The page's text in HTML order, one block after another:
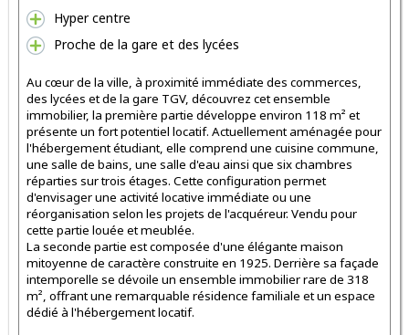
Hyper centre
Proche de la gare et des lycées
Au cœur de la ville, à proximité immédiate des commerces,
des lycées et de la gare TGV, découvrez cet ensemble
immobilier, la première partie développe environ 118 m² et
présente un fort potentiel locatif. Actuellement aménagée pour
l'hébergement étudiant, elle comprend une cuisine commune,
une salle de bains, une salle d'eau ainsi que six chambres
réparties sur trois étages. Cette configuration permet
d'envisager une activité locative immédiate ou une
réorganisation selon les projets de l'acquéreur. Vendu pour
cette partie louée et meublée.
La seconde partie est composée d'une élégante maison
mitoyenne de caractère construite en 1925. Derrière sa façade
intemporelle se dévoile un ensemble immobilier rare de 318
m², offrant une remarquable résidence familiale et un espace
dédié à l'hébergement locatif.